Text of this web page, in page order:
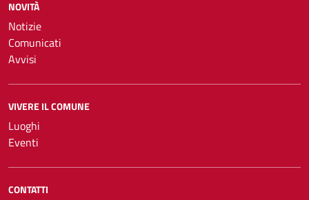
NOVITÀ
Notizie
Comunicati
Avvisi
VIVERE IL COMUNE
Luoghi
Eventi
CONTATTI